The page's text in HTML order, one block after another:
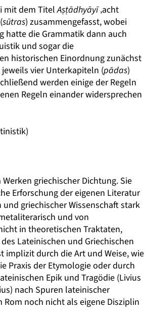
mit dem TitelAṣṭādhyāyī‚acht
sūtras) zusammengefasst, wobei
hatte die Grammatik dann auch
und sogar die
historischen Einordnung zunächst
vier Unterkapiteln (pādas)
werden einige der Regeln
Regeln einander widersprechen
griechischer Dichtung. Sie
Erforschung der eigenen Literatur
griechischer Wissenschaft stark
und von
in theoretischen Traktaten,
Lateinischen und Griechischen
implizit durch die Art und Weise, wie
Praxis der Etymologie oder durch
Epik und Tragödie (Livius
nach Spuren lateinischer
noch nicht als eigene Disziplin